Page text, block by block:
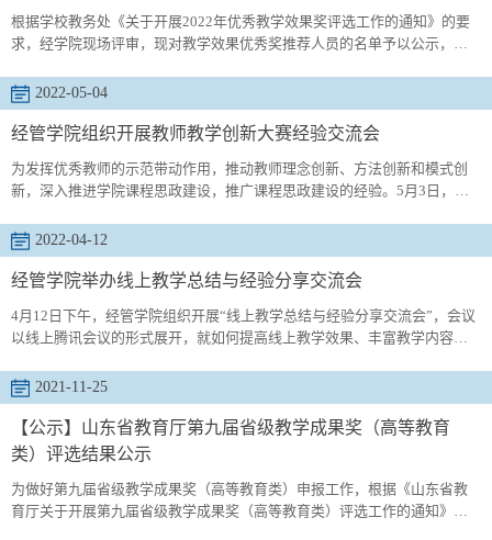
根据学校教务处《关于开展2022年优秀教学效果奖评选工作的通知》的要
求，经学院现场评审，现对教学效果优秀奖推荐人员的名单予以公示，公
请联系学院办公室。联系电话：0532-88958952。 经济与管理学院2022年5
月13日
2022-05-04
经管学院组织开展教师教学创新大赛经验交流会
为发挥优秀教师的示范带动作用，推动教师理念创新、方法创新和模式创
新，深入推进学院课程思政建设，推广课程思政建设的经验。5月3日，由
效”为主题的教学创新大赛经验分享会在经管学院419召开，活动邀请山东
省一流课程负责人、校级思政名师、2022年度学校教师教学创新大赛一等
奖获得者张玉进行经验分享及交流，全院教师及其他学院部分代表参会。
2022-04-12
经管学院举办线上教学总结与经验分享交流会
4月12日下午，经管学院组织开展“线上教学总结与经验分享交流会”，会议
以线上腾讯会议的形式展开，就如何提高线上教学效果、丰富教学内容、
学副院长宫攀主持。会上，宫攀对3月14日以来的学院线上教学运行、教学
检查督导、有效经验和存在问题等方面的基本情况进行了总结。张玉、祝
晓波两位老师就如何利用学习通和雨课堂线上平台组织开展线上讲授、答
疑、讨论...
2021-11-25
【公示】山东省教育厅第九届省级教学成果奖（高等教育
类）评选结果公示
为做好第九届省级教学成果奖（高等教育类）申报工作，根据《山东省教
育厅关于开展第九届省级教学成果奖（高等教育类）评选工作的通知》要